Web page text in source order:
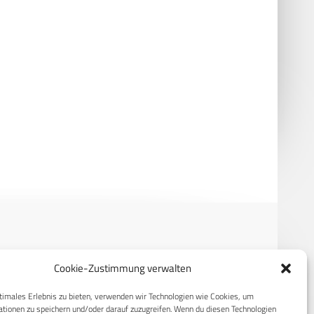
Cookie-Zustimmung verwalten
Erlebnis zu bieten, verwenden wir Technologien wie Cookies, um
zu speichern und/oder darauf zuzugreifen. Wenn du diesen Technologien
RECHTLICHES
Datenschutzerklärung